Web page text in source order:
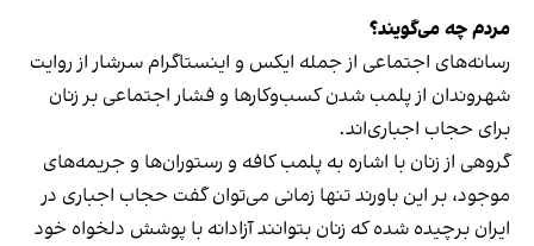
مردم چه می‌گویند؟
رسانه‎‌های اجتماعی از جمله ایکس و اینستاگرام سرشار از روایت
شهروندان از پلمب شدن کسب‌وکارها و فشار اجتماعی بر زنان
برای حجاب اجباری‌اند.
گروهی از زنان با اشاره به پلمب کافه و رستوران‌ها و جریمه‌های
موجود، بر این باورند تنها زمانی می‌توان گفت حجاب اجباری در
ایران برچیده شده که زنان بتوانند آزادانه با پوشش دلخواه خود